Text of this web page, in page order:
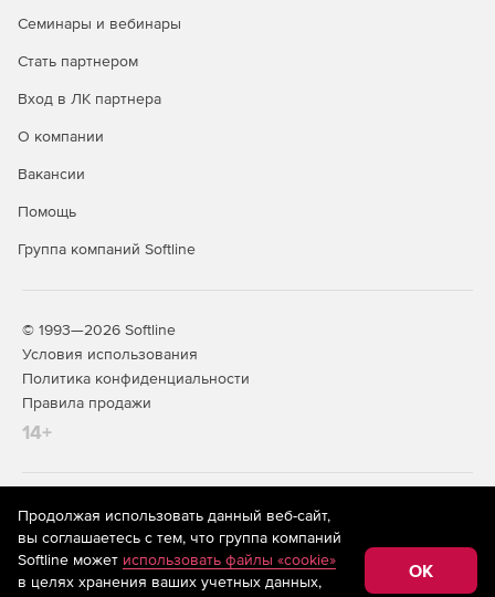
Семинары и вебинары
Стать партнером
Вход в ЛК партнера
О компании
Вакансии
Помощь
Группа компаний Softline
© 1993—2026 Softline
Условия использования
Политика конфиденциальности
Правила продажи
14+
На информационном ресурсе store.softline.ru применяются
рекомендательные технологии
(информационные технологии
предоставления информации на основе сбора,
систематизации и анализа сведений, относящихся к
предпочтениям пользователей сети «Интернет»,
Продолжая использовать данный веб-сайт,
вы соглашаетесь с тем, что группа компаний
Softline может использовать файлы «cookie»
в целях хранения ваших учетных данных,
OK